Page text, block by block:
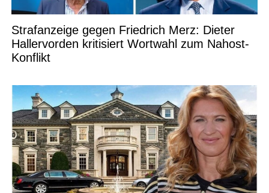
Strafanzeige gegen Friedrich Merz: Dieter
Hallervorden kritisiert Wortwahl zum Nahost-
Konflikt